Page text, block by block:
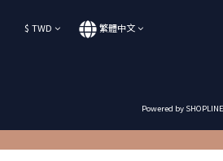
$ TWD 繁體中文
Powered by SHOPLINE